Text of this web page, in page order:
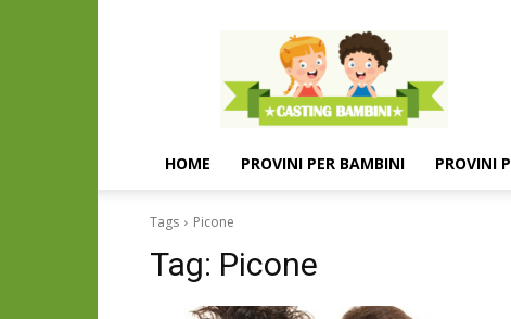
Casting
e
provini
per
bambini
e
HOME PROVINI PER BAMBINI PROVINI
Tags Picone
Tag: Picone